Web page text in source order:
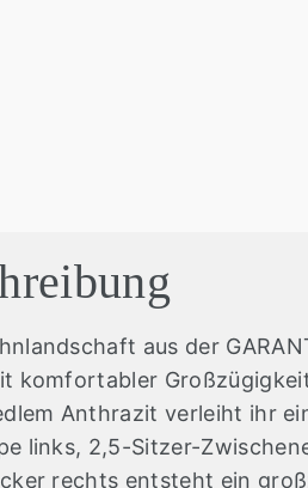
aus der
komfortabler
Anthrazit verleiht ihr
links, 2,5-Sitzer-
rechts entsteht ein